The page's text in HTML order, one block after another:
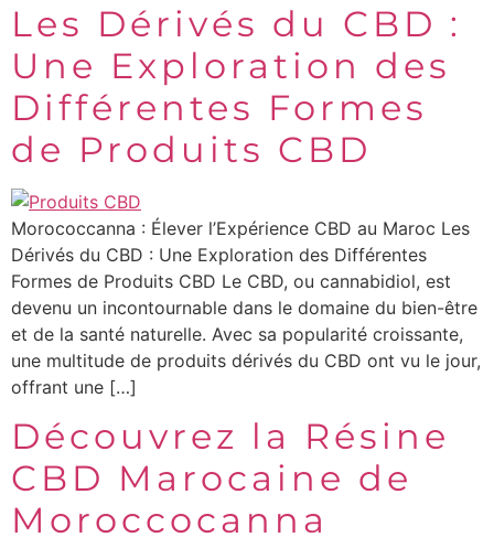
Les Dérivés du CBD :
Une Exploration des
Différentes Formes
de Produits CBD
Morococcanna : Élever l’Expérience CBD au Maroc Les
Dérivés du CBD : Une Exploration des Différentes
Formes de Produits CBD Le CBD, ou cannabidiol, est
devenu un incontournable dans le domaine du bien-être
et de la santé naturelle. Avec sa popularité croissante,
une multitude de produits dérivés du CBD ont vu le jour,
offrant une […]
Découvrez la Résine
CBD Marocaine de
Moroccocanna